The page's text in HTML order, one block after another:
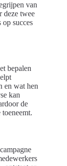
van
deze twee
op succes
bepalen
en wat hen
kan
de